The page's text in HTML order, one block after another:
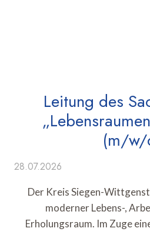
Leitung des
(m/
28.07.2026
Der Kreis Siegen-
moderner Lebens-,
Erholungsraum. Im Zuge